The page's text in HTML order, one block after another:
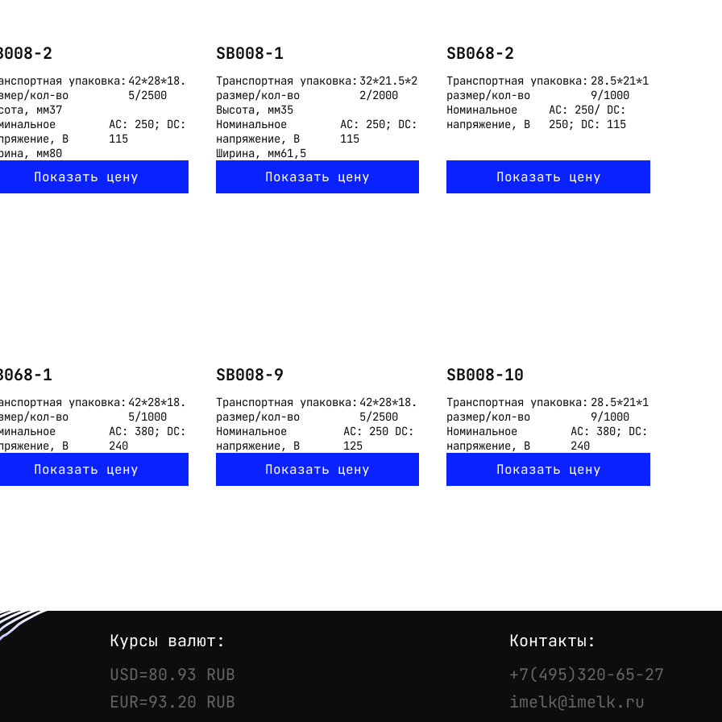
2
упаковка:
кол-во
42*28*18.
5/2500
мм37
В
AC: 250; DC:
115
мм80
Показать цену
SB008-1
Транспортная упаковка:
размер/кол-во
32*21.5*2
2/2000
Высота, мм35
Номинальное
напряжение, В
AC: 250; DC:
115
Ширина, мм61,5
Показать цену
SB068-2
Транспортная упаковка:
размер/кол-во
28.5*21*1
9/1000
Номинальное
напряжение, В
AC: 250/ DC:
250; DC: 115
Показать цену
1
упаковка:
кол-во
42*28*18.
5/1000
В
АС: 380; DС:
240
Показать цену
SB008-9
Транспортная упаковка:
размер/кол-во
42*28*18.
5/2500
Номинальное
напряжение, В
АС: 250 DC:
125
Показать цену
SB008-10
Транспортная упаковка:
размер/кол-во
28.5*21*1
9/1000
Номинальное
напряжение, В
АС: 380; DС:
240
Показать цену
Курсы валют:
USD=80.93 RUB
EUR=93.20 RUB
Контакты:
+7(495)320-65-27
imelk@imelk.ru